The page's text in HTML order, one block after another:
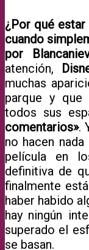
¿Por qué
cuando
por
atención,
muchas
parque y que
todos sus
comentarios».
no hacen
película en
definitiva de
finalmente
haber habido
hay ningún
superado el
se basan.